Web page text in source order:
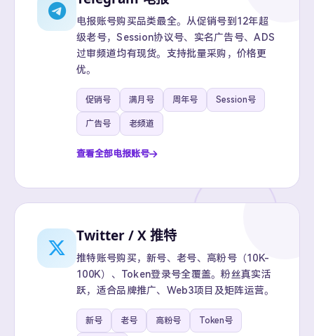
电报账号购买品类最全。从促销号到12年超
级老号，Session协议号、实名广告号、ADS
过审频道均有现货。支持批量采购，价格更
优。
促销号 满月号 周年号 Session号
广告号 老频道
查看全部电报账号
Twitter / X 推特
推特账号购买，新号、老号、高粉号（10K-
100K）、Token登录号全覆盖。粉丝真实活
跃，适合品牌推广、Web3项目及矩阵运营。
新号 老号 高粉号 Token号